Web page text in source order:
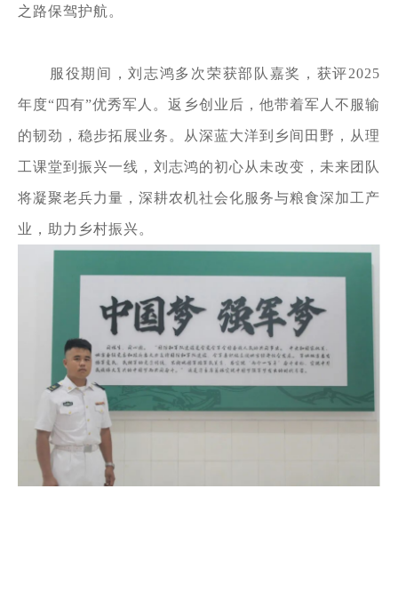
之路保驾护航。
服役期间，刘志鸿多次荣获部队嘉奖，获评2025
年度“四有”优秀军人。返乡创业后，他带着军人不服输
的韧劲，稳步拓展业务。从深蓝大洋到乡间田野，从理
工课堂到振兴一线，刘志鸿的初心从未改变，未来团队
将凝聚老兵力量，深耕农机社会化服务与粮食深加工产
业，助力乡村振兴。